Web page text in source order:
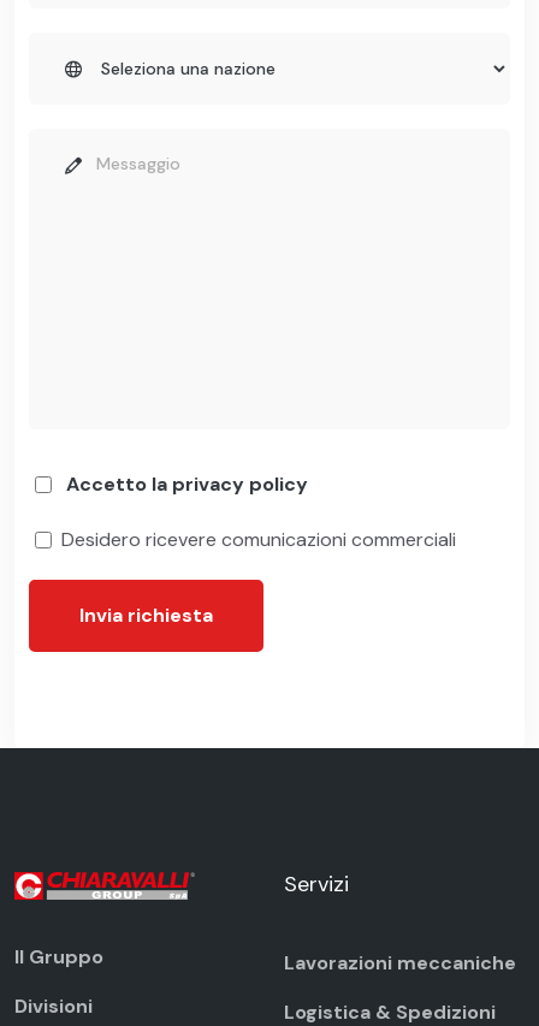
Accetto la privacy policy
Desidero ricevere comunicazioni commerciali
Invia richiesta
Il Gruppo
Divisioni
Servizi
Lavorazioni meccaniche
Logistica & Spedizioni